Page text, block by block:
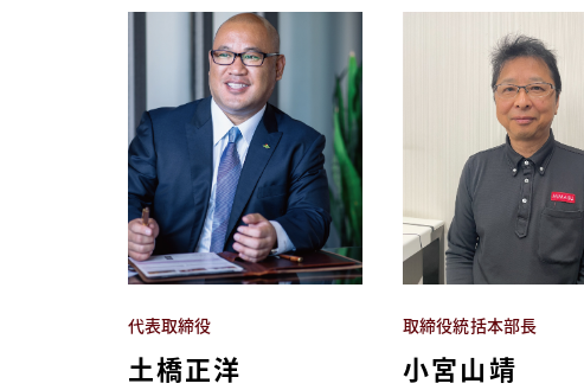
代表取締役
土橋正洋
取締役統括本部長
小宮山靖